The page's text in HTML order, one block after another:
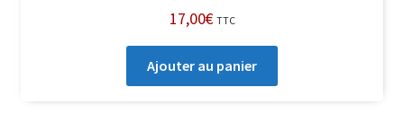
17,00€ TTC
Ajouter au panier